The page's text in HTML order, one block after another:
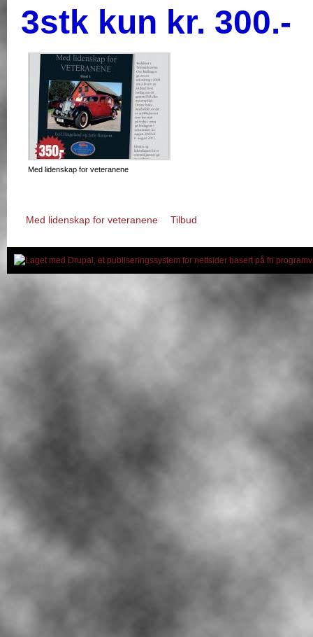
3stk kun kr. 300.-
Med lidenskap for veteranene
Med lidenskap for veteranene Tilbud